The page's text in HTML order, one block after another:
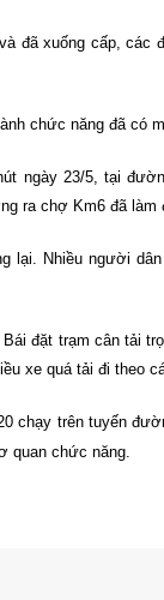
đã xuống cấp,
chức năng đã có
ngày 23/5, tại
ra chợ Km6 đã làm
lại. Nhiều người
đặt trạm cân tải
xe quá tải đi theo
chạy trên tuyến
quan chức năng.